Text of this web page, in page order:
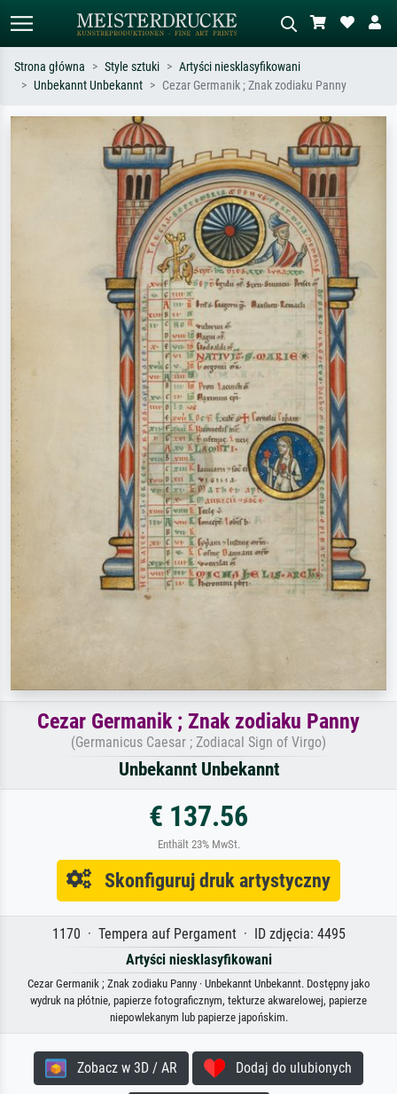
Szukaj wg artysty, tytułu lub stylu – np.
Monet, Gwiaździsta noc,
impresjonizm, fala Hokusaia, akt.
Opisz scenę – np. zielona łąka,
abstrakcja z czerwienią, ciemny olej,
stojący akt obok drzewa.
Strona główna Style sztuki
Artyści niesklasyfikowani
Unbekannt Unbekannt
Cezar Germanik ; Znak zodiaku Panny
Cezar Germanik ; Znak zodiaku Panny
(Germanicus Caesar ; Zodiacal Sign of Virgo)
Unbekannt Unbekannt
€ 137.56
Enthält 23% MwSt.
Skonfiguruj druk artystyczny
1170 · Tempera auf Pergament · ID zdjęcia: 4495
Artyści niesklasyfikowani
Cezar Germanik ; Znak zodiaku Panny · Unbekannt Unbekannt. Dostępny jako
wydruk na płótnie, papierze fotograficznym, tekturze akwarelowej, papierze
niepowlekanym lub papierze japońskim.
Zobacz w 3D / AR Dodaj do ulubionych